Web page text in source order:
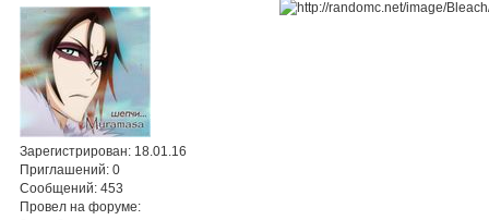
Зарегистрирован: 18.01.16
Приглашений: 0
Сообщений: 453
Провел на форуме: